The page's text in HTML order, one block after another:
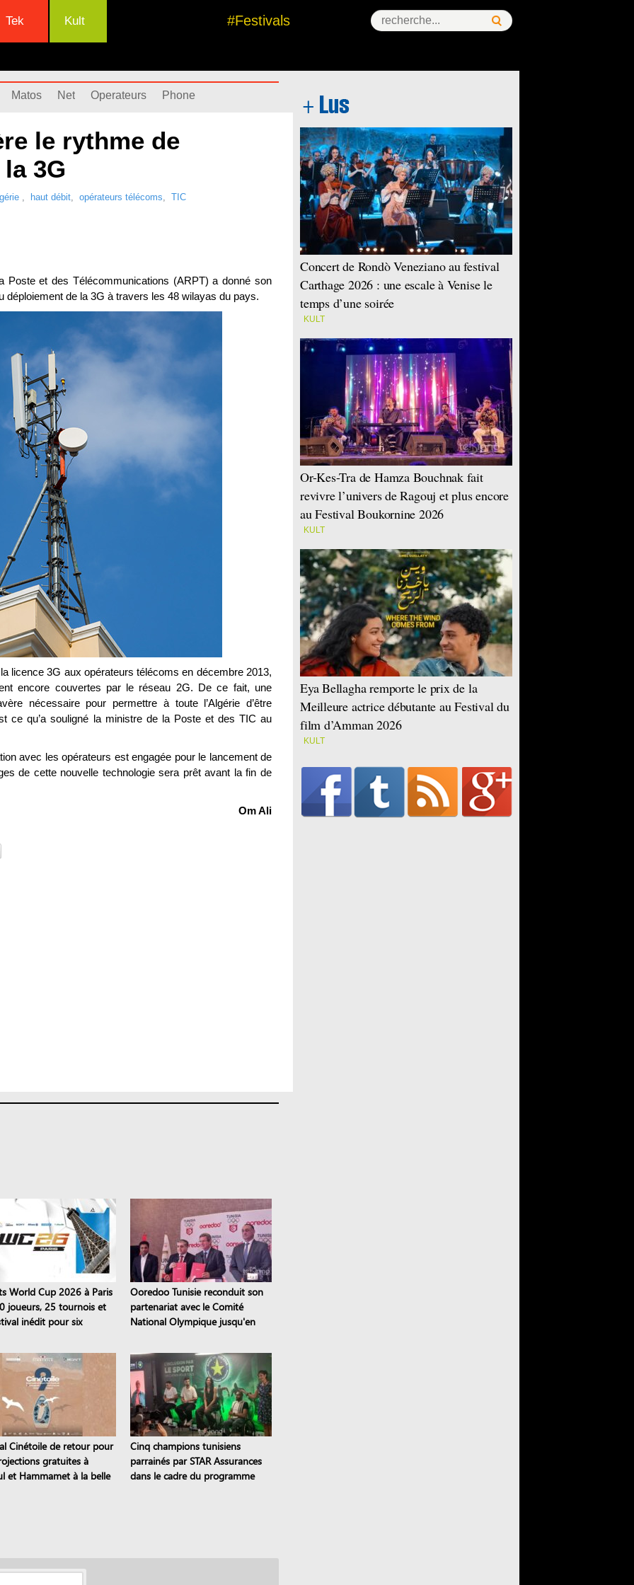
Tek Kult #Festivals
Matos Net Operateurs Phone
le rythme de
3G
, haut débit, opérateurs télécoms, TIC
Poste et des Télécommunications (ARPT) a donné son
déploiement de la 3G à travers les 48 wilayas du pays.
la licence 3G aux opérateurs télécoms en décembre 2013,
encore couvertes par le réseau 2G. De ce fait, une
nécessaire pour permettre à toute l’Algérie d’être
ce qu’a souligné la ministre de la Poste et des TIC au
avec les opérateurs est engagée pour le lancement de
de cette nouvelle technologie sera prêt avant la fin de
Om Ali
World Cup 2026 à Paris
joueurs, 25 tournois et
inédit pour six
Ooredoo Tunisie reconduit son
partenariat avec le Comité
National Olympique jusqu'en
Cinétoile de retour pour
gratuites à
et Hammamet à la belle
Cinq champions tunisiens
parrainés par STAR Assurances
dans le cadre du programme
Concert de Rondò Veneziano au festival
Carthage 2026 : une escale à Venise le
temps d’une soirée
KULT
Or-Kes-Tra de Hamza Bouchnak fait
revivre l’univers de Ragouj et plus encore
au Festival Boukornine 2026
KULT
Eya Bellagha remporte le prix de la
Meilleure actrice débutante au Festival du
film d’Amman 2026
KULT